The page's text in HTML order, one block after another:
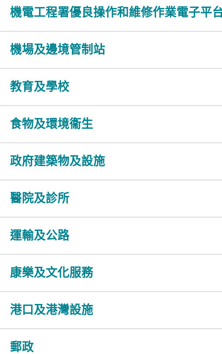
機電工程署優良操作和維修作業電子平
機場及邊境管制站
教育及學校
食物及環境衞生
政府建築物及設施
醫院及診所
運輸及公路
康樂及文化服務
港口及港灣設施
郵政